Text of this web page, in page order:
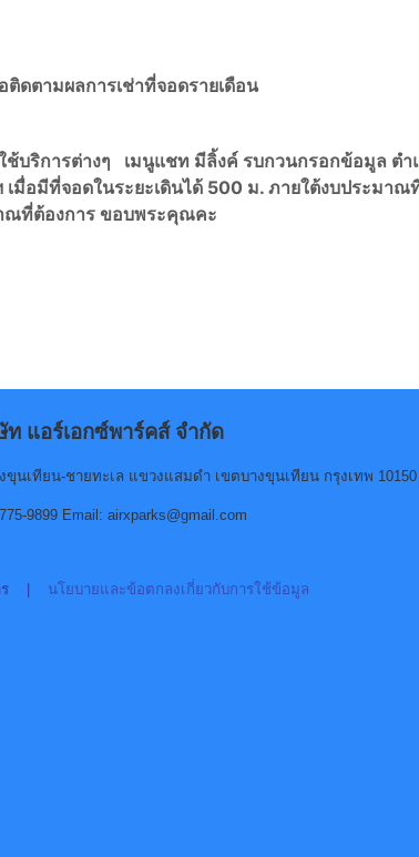
ติดตามผลการเช่าที่จอดรายเดือน
ริการต่างๆ เมนูแชท มีลิ้งค์ รบกวนกรอกข้อมูล ตำ
เมื่อมีที่จอดในระยะเดินได้ 500 ม. ภายใต้งบประม
าณที่ต้องการ ขอบพระคุณคะ
ท แอร์เอกซ์พาร์คส์ จำกัด
ขุนเทียน-ชายทะเล แขวงแสมดำ เขตบางขุนเทียน กรุงเทพ 10150
9899 Email: airxparks@gmail.com
| นโยบายและข้อตกลงเกี่ยวกับการใช้ข้อมูล